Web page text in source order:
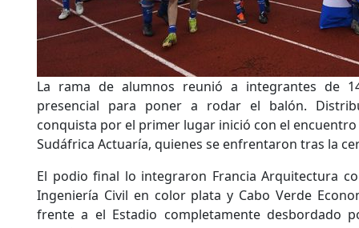
La rama de alumnos reunió a integrantes de
presencial para poner a rodar el balón.
conquista por el primer lugar inició con el
Sudáfrica Actuaría, quienes se enfrentaron tras la
El podio final lo integraron Francia Arquitectura
Ingeniería Civil en color plata y Cabo Verde
frente a el Estadio completamente desbordado